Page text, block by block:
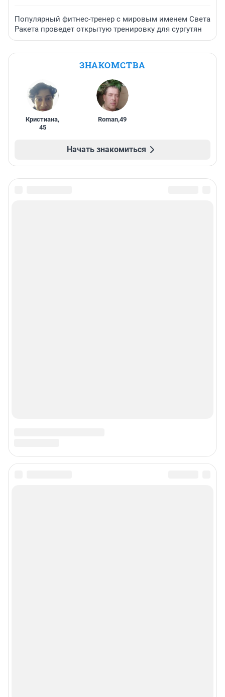
Популярный фитнес-тренер с мировым именем Света
Ракета проведет открытую тренировку для сургутян
ЗНАКОМСТВА
Кристиана,
45
Roman,49
Начать знакомиться